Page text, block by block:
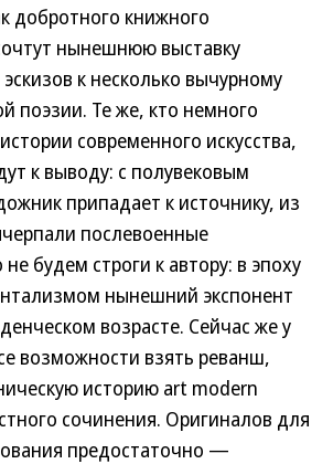
добротного книжного
нынешнюю выставку
к несколько вычурному
поэзии. Те же, кто немного
современного искусства,
к выводу: с полувековым
припадает к источнику, из
послевоенные
будем строги к автору: в эпоху
нынешний экспонент
возрасте. Сейчас же у
возможности взять реванш,
историю art modern
сочинения. Оригиналов для
предостаточно —